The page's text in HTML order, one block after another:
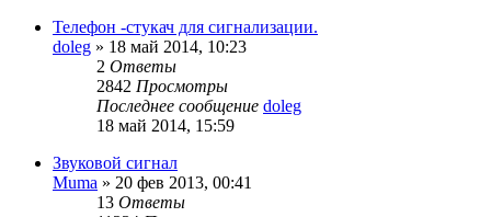
Телефон -стукач для сигнализации.
doleg » 18 май 2014, 10:23
2 Ответы
2842 Просмотры
Последнее сообщение doleg
18 май 2014, 15:59
Звуковой сигнал
Muma » 20 фев 2013, 00:41
13 Ответы